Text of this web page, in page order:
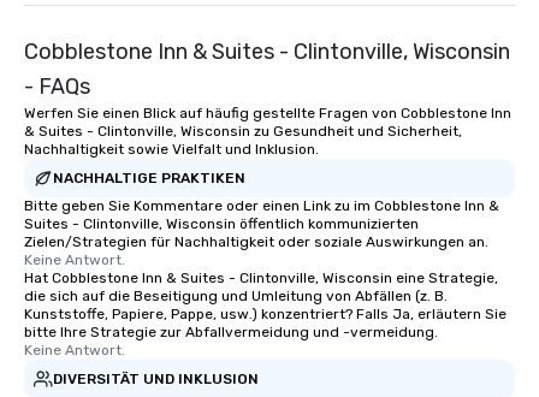
Cobblestone Inn & Suites - Clintonville, Wisconsin
- FAQs
Werfen Sie einen Blick auf häufig gestellte Fragen von Cobblestone Inn
& Suites - Clintonville, Wisconsin zu Gesundheit und Sicherheit,
Nachhaltigkeit sowie Vielfalt und Inklusion.
NACHHALTIGE PRAKTIKEN
Bitte geben Sie Kommentare oder einen Link zu im Cobblestone Inn &
Suites - Clintonville, Wisconsin öffentlich kommunizierten
Zielen/Strategien für Nachhaltigkeit oder soziale Auswirkungen an.
Keine Antwort.
Hat Cobblestone Inn & Suites - Clintonville, Wisconsin eine Strategie,
die sich auf die Beseitigung und Umleitung von Abfällen (z. B.
Kunststoffe, Papiere, Pappe, usw.) konzentriert? Falls Ja, erläutern Sie
bitte Ihre Strategie zur Abfallvermeidung und -vermeidung.
Keine Antwort.
DIVERSITÄT UND INKLUSION